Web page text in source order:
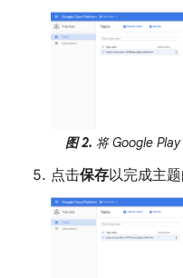
图 2. 将 Google Play
点击保存以完成主题